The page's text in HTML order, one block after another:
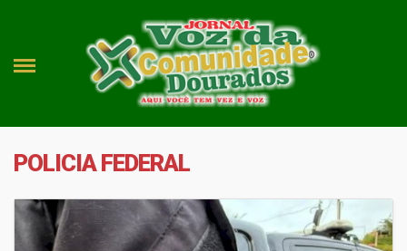
POLICIA FEDERAL